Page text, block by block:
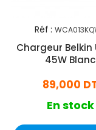
Réf :
Chargeur Belkin
45W Blanc
89,000
En stock